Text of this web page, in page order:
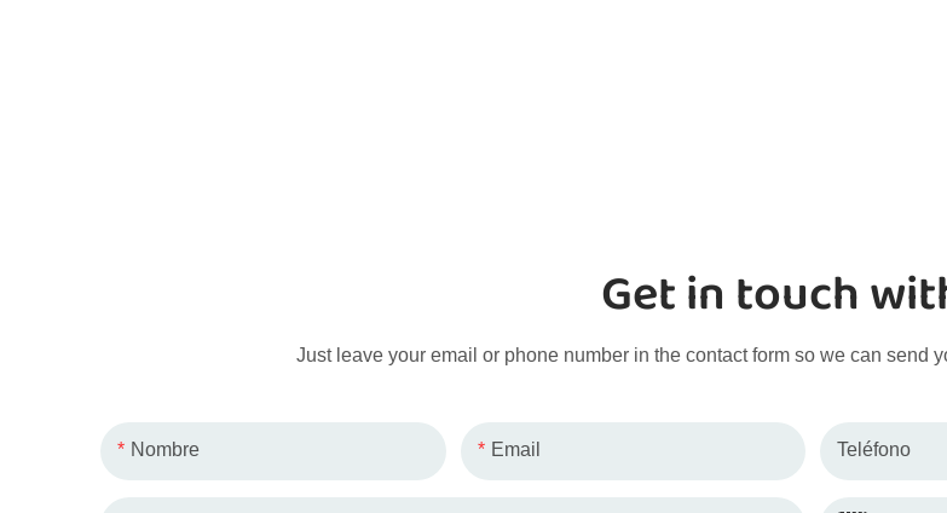
Get in touch
Just leave your email or phone number in the contact form so we can send
Nombre Email Teléfono